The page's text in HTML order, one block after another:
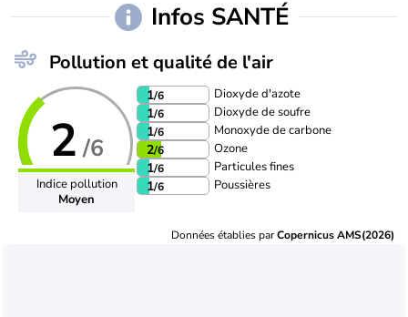
Infos SANTÉ
Pollution et qualité de l'air
2 /6
Indice pollution
Moyen
1/6 Dioxyde d'azote
1/6 Dioxyde de soufre
1/6 Monoxyde de carbone
2/6 Ozone
1/6 Particules fines
1/6 Poussières
Données établies parCopernicus AMS(2026)